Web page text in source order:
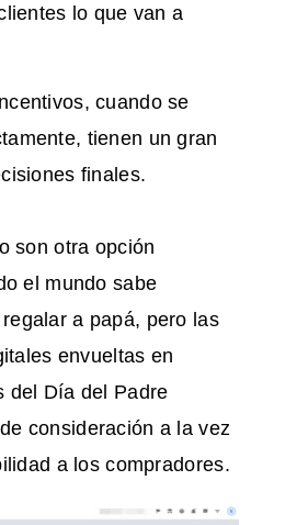
lo que van a
cuando se
tienen un gran
finales.
son otra opción
el mundo sabe
a papá, pero las
envueltas en
del Día del Padre
consideración a la vez
a los compradores.